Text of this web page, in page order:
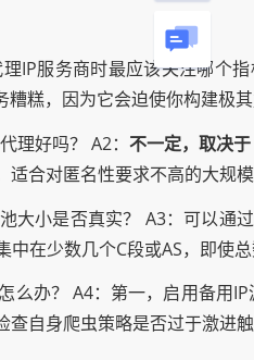
IP服务商时最应该关注哪个
糟糕，因为它会迫使你构建极
理好吗？ A2：不一定，取决
适合对匿名性要求不高的大规
大小是否真实？ A3：可以通
中在少数几个C段或AS，即使
么办？ A4：第一，启用备用
查自身爬虫策略是否过于激进